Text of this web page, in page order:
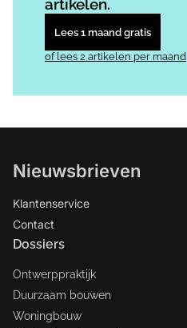
artikelen.
Lees 1 maand gratis
of lees 2 artikelen per maand
Nieuwsbrieven
Klantenservice
Contact
Dossiers
Ontwerppraktijk
Duurzaam bouwen
Woningbouw